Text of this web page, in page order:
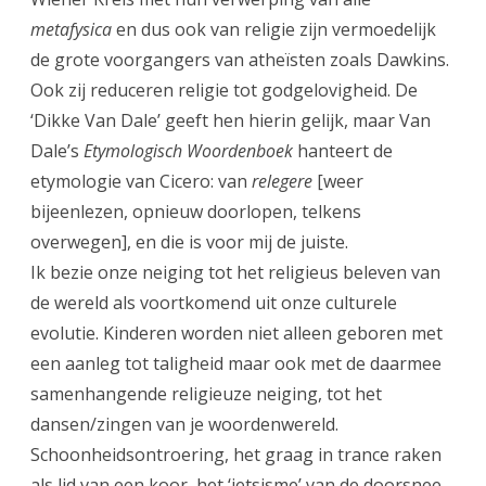
metafysicaen dus ook van religie zijn vermoedelijk
de grote voorgangers van atheïsten zoals Dawkins.
Ook zij reduceren religie tot godgelovigheid. De
‘Dikke Van Dale’ geeft hen hierin gelijk, maar Van
Dale’s Etymologisch Woordenboek hanteert de
etymologie van Cicero: van relegere [weer
bijeenlezen, opnieuw doorlopen, telkens
overwegen], en die is voor mij de juiste.
Ik bezie onze neiging tot het religieus beleven van
de wereld als voortkomend uit onze culturele
evolutie. Kinderen worden niet alleen geboren met
een aanleg tot taligheid maar ook met de daarmee
samenhangende religieuze neiging, tot het
dansen/zingen van je woordenwereld.
Schoonheidsontroering, het graag in trance raken